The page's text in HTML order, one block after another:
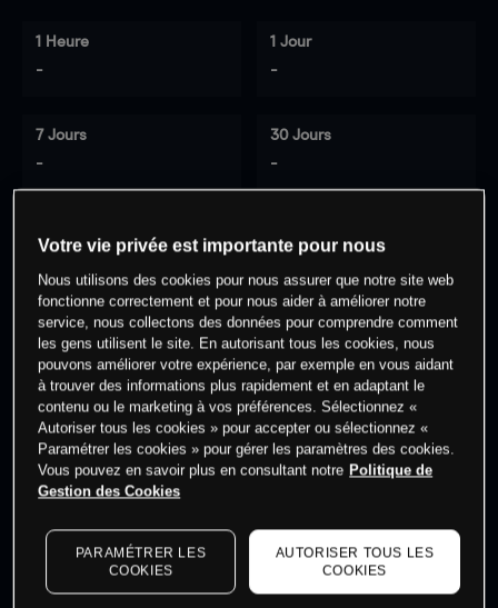
1 Heure
-
1 Jour
-
7 Jours
-
30 Jours
-
0 % des clients ont une position à
cet actif
Commencez à trader
dernières données du marché.Log into see latest
market data
Votre vie privée est importante pour nous
Nous utilisons des cookies pour nous assurer que notre site web
fonctionne correctement et pour nous aider à améliorer notre
service, nous collectons des données pour comprendre comment
les gens utilisent le site. En autorisant tous les cookies, nous
pouvons améliorer votre expérience, par exemple en vous aidant
à trouver des informations plus rapidement et en adaptant le
contenu ou le marketing à vos préférences. Sélectionnez «
Autoriser tous les cookies » pour accepter ou sélectionnez «
Paramétrer les cookies » pour gérer les paramètres des cookies.
Vous pouvez en savoir plus en consultant notre Politique de
Gestion des Cookies
PARAMÉTRER LES
COOKIES
AUTORISER TOUS LES
COOKIES